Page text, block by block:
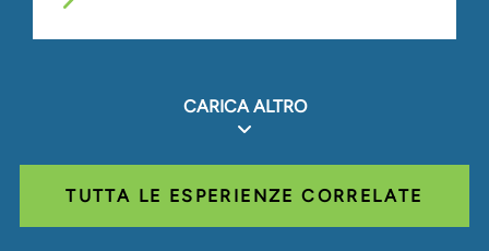
CARICA ALTRO
TUTTA LE ESPERIENZE CORRELATE